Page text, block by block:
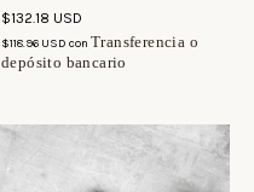
$132.18 USD
$118.96 USD con Transferencia o
depósito bancario